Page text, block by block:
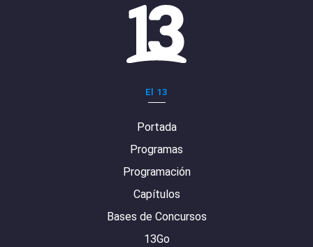
El 13
Portada
Programas
Programación
Capítulos
Bases de Concursos
13Go